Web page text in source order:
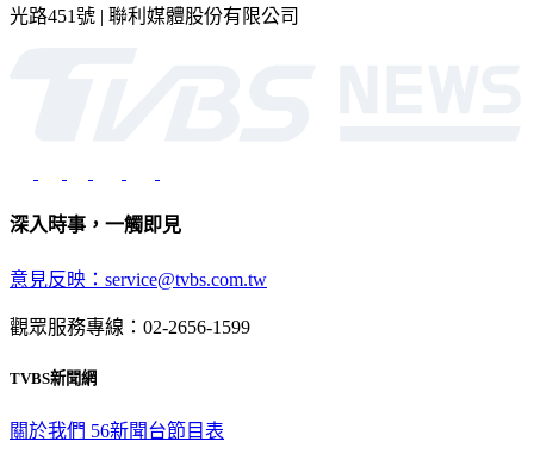
光路451號 | 聯利媒體股份有限公司
深入時事，一觸即見
意見反映：service@tvbs.com.tw
觀眾服務專線：02-2656-1599
TVBS新聞網
關於我們 56新聞台節目表